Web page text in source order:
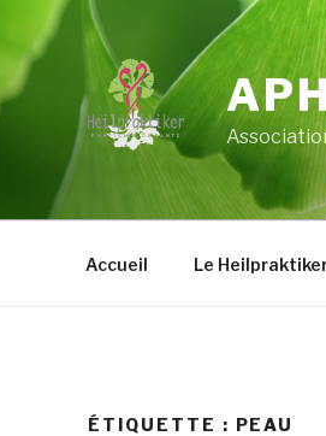
Accueil Le
ÉTIQUETTE : PEAU